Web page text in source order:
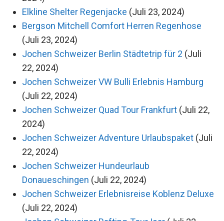
Elkline Shelter Regenjacke (Juli 23, 2024)
Bergson Mitchell Comfort Herren Regenhose
(Juli 23, 2024)
Jochen Schweizer Berlin Städtetrip für 2 (Juli
22, 2024)
Jochen Schweizer VW Bulli Erlebnis Hamburg
(Juli 22, 2024)
Jochen Schweizer Quad Tour Frankfurt (Juli 22,
2024)
Jochen Schweizer Adventure Urlaubspaket (Juli
22, 2024)
Jochen Schweizer Hundeurlaub
Donaueschingen (Juli 22, 2024)
Jochen Schweizer Erlebnisreise Koblenz Deluxe
(Juli 22, 2024)